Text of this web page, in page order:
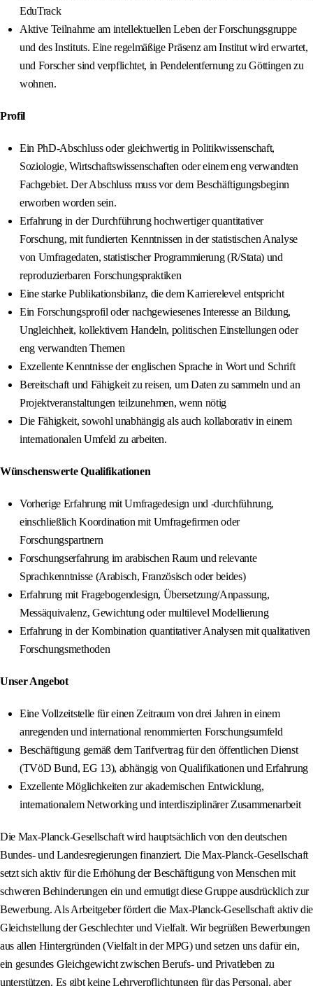
EduTrack
Aktive Teilnahme am intellektuellen Leben der Forschungsgruppe
und des Instituts. Eine regelmäßige Präsenz am Institut wird erwartet,
und Forscher sind verpflichtet, in Pendelentfernung zu Göttingen zu
wohnen.
Profil
Ein PhD-Abschluss oder gleichwertig in Politikwissenschaft,
Soziologie, Wirtschaftswissenschaften oder einem eng verwandten
Fachgebiet. Der Abschluss muss vor dem Beschäftigungsbeginn
erworben worden sein.
Erfahrung in der Durchführung hochwertiger quantitativer
Forschung, mit fundierten Kenntnissen in der statistischen Analyse
von Umfragedaten, statistischer Programmierung (R/Stata) und
reproduzierbaren Forschungspraktiken
Eine starke Publikationsbilanz, die dem Karrierelevel entspricht
Ein Forschungsprofil oder nachgewiesenes Interesse an Bildung,
Ungleichheit, kollektivem Handeln, politischen Einstellungen oder
eng verwandten Themen
Exzellente Kenntnisse der englischen Sprache in Wort und Schrift
Bereitschaft und Fähigkeit zu reisen, um Daten zu sammeln und an
Projektveranstaltungen teilzunehmen, wenn nötig
Die Fähigkeit, sowohl unabhängig als auch kollaborativ in einem
internationalen Umfeld zu arbeiten.
Wünschenswerte Qualifikationen
Vorherige Erfahrung mit Umfragedesign und -durchführung,
einschließlich Koordination mit Umfragefirmen oder
Forschungspartnern
Forschungserfahrung im arabischen Raum und relevante
Sprachkenntnisse (Arabisch, Französisch oder beides)
Erfahrung mit Fragebogendesign, Übersetzung/Anpassung,
Messäquivalenz, Gewichtung oder multilevel Modellierung
Erfahrung in der Kombination quantitativer Analysen mit qualitativen
Forschungsmethoden
Unser Angebot
Eine Vollzeitstelle für einen Zeitraum von drei Jahren in einem
anregenden und international renommierten Forschungsumfeld
Beschäftigung gemäß dem Tarifvertrag für den öffentlichen Dienst
(TVöD Bund, EG 13), abhängig von Qualifikationen und Erfahrung
Exzellente Möglichkeiten zur akademischen Entwicklung,
internationalem Networking und interdisziplinärer Zusammenarbeit
Die Max-Planck-Gesellschaft wird hauptsächlich von den deutschen
Bundes- und Landesregierungen finanziert. Die Max-Planck-Gesellschaft
setzt sich aktiv für die Erhöhung der Beschäftigung von Menschen mit
schweren Behinderungen ein und ermutigt diese Gruppe ausdrücklich zur
Bewerbung. Als Arbeitgeber fördert die Max-Planck-Gesellschaft aktiv die
Gleichstellung der Geschlechter und Vielfalt. Wir begrüßen Bewerbungen
aus allen Hintergründen (Vielfalt in der MPG) und setzen uns dafür ein,
ein gesundes Gleichgewicht zwischen Berufs- und Privatleben zu
unterstützen. Es gibt keine Lehrverpflichtungen für das Personal, aber